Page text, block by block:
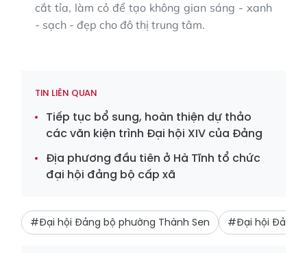
cắt tỉa, làm cỏ để tạo không gian sáng - xanh
- sạch - đẹp cho đô thị trung tâm.
TIN LIÊN QUAN
Tiếp tục bổ sung, hoàn thiện dự thảo
các văn kiện trình Đại hội XIV của Đảng
Địa phương đầu tiên ở Hà Tĩnh tổ chức
đại hội đảng bộ cấp xã
#Đại hội Đảng bộ phường Thành Sen #Đại hội Đảng